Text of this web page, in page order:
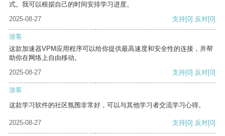
式。我可以根据自己的时间安排学习进度。
2025-08-27
支持[0] 反对[0]
游客
这款加速器VPM应用程序可以给你提供最高速度和安全性的连接，并帮
助你在网络上自由移动。
2025-08-27
支持[0] 反对[0]
游客
这款学习软件的社区氛围非常好，可以与其他学习者交流学习心得。
2025-08-27 支持[0] 反对[0]